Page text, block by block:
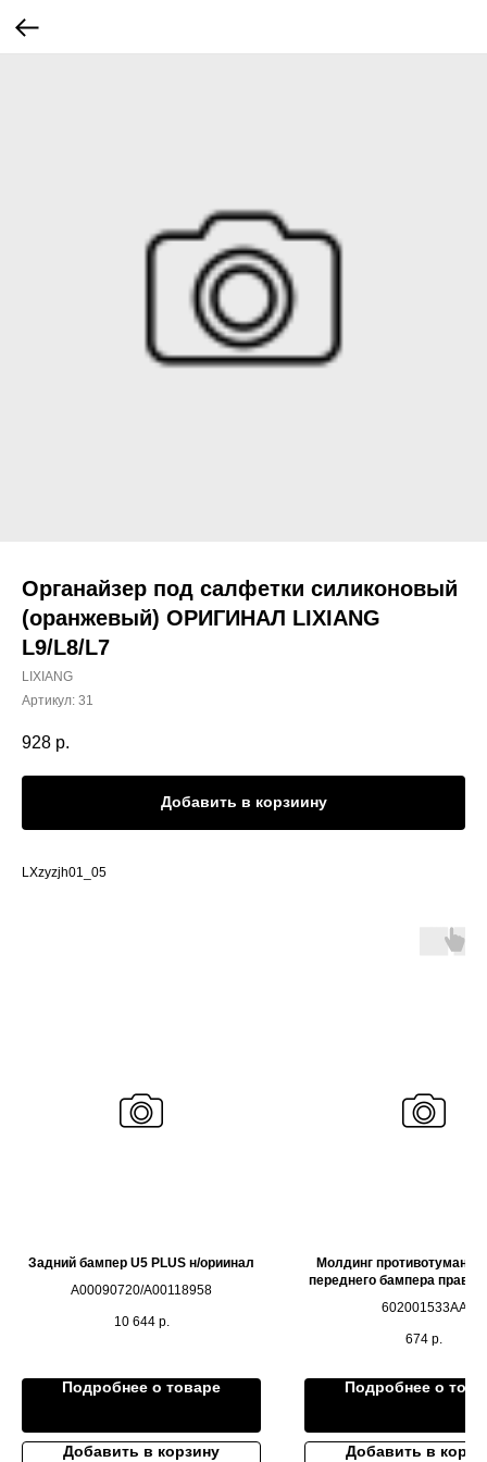
Органайзер под салфетки силиконовый
(оранжевый) ОРИГИНАЛ LIXIANG
L9/L8/L7
LIXIANG
Артикул: 31
928 р.
Добавить в корзиину
LXzyzjh01_05
Задний бампер U5 PLUS н/ориинал
A00090720/A00118958
10 644 р.
Подробнее о товаре
Добавить в корзину
Молдинг
переднего бампера
602001533AA
674 р.
Подробнее о
Добавить в